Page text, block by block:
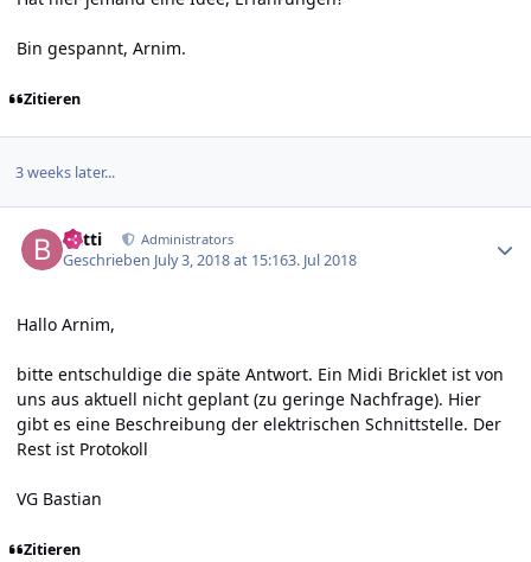
Bin gespannt, Arnim.
Zitieren
3 weeks later...
batti Administrators
Geschrieben July 3, 2018 at 15:163. Jul 2018
Hallo Arnim,
bitte entschuldige die späte Antwort. Ein Midi Bricklet ist von
uns aus aktuell nicht geplant (zu geringe Nachfrage). Hier
gibt es eine Beschreibung der elektrischen Schnittstelle. Der
Rest ist Protokoll
VG Bastian
Zitieren